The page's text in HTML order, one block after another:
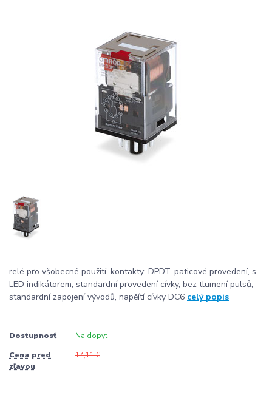
relé pro všobecné použití, kontakty: DPDT, paticové provedení, s
LED indikátorem, standardní provedení cívky, bez tlumení pulsů,
standardní zapojení vývodů, napěítí cívky DC6 celý popis
Dostupnosť Na dopyt
Cena pred
zľavou
14,11 €